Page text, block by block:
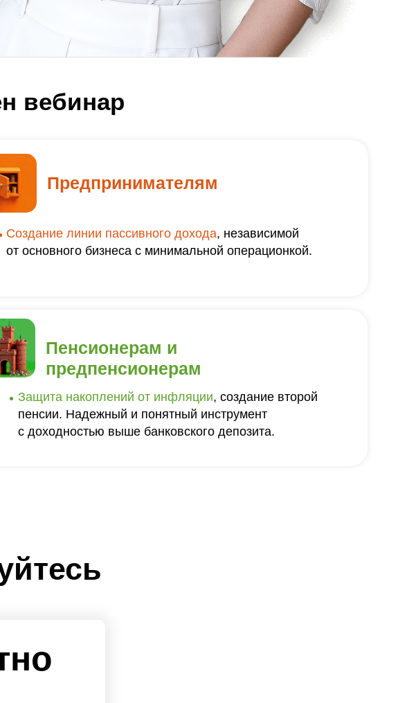
Предпринимателям
Пенсионерам и
предпенсионерам
Защита накоплений от инфляции, создание второй
пенсии. Надежный и понятный инструмент
с доходностью выше банковского депозита.
Создание линии пассивного дохода, независимой
от основного бизнеса с минимальной операционкой.
вебинар